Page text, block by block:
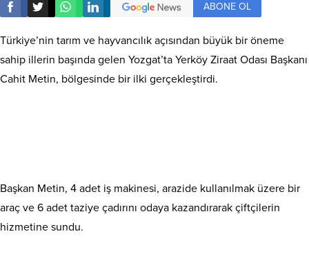
ABONE OL
Türkiye’nin tarım ve hayvancılık açısından büyük bir öneme
sahip illerin başında gelen Yozgat’ta Yerköy Ziraat Odası Başkanı
Cahit Metin, bölgesinde bir ilki gerçekleştirdi.
Başkan Metin, 4 adet iş makinesi, arazide kullanılmak üzere bir
araç ve 6 adet taziye çadırını odaya kazandırarak çiftçilerin
hizmetine sundu.